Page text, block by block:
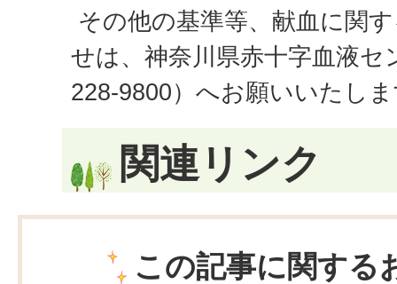
その他の基準等、献血に関
せは、神奈川県赤十字血液セ
228-9800）へお願いいたし
関連リンク
この記事に関する